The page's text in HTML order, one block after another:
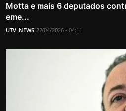
Motta e mais 6 deputados
eme...
UTV_NEWS 22/04/2026 - 04:11